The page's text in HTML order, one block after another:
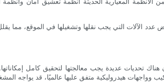
عدد الآلات التي يجب نقلها وتشغيلها في الموقع،
أن هناك تحديات عديدة يجب معالجتها لتحقيق كامل